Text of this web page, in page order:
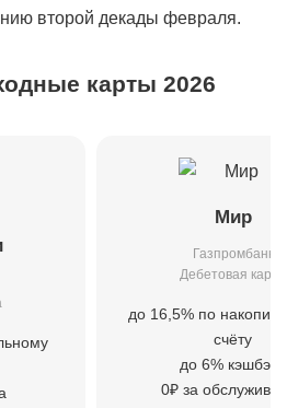
второй декады февраля.
карты 2026
Мир
Газпромбанк
Дебетовая карта
до 16,5% по
счёту
до 6% кэшбэка
0₽ за